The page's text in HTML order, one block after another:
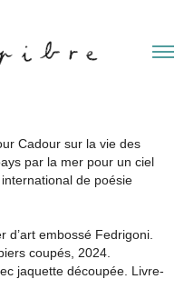
Cadour sur la vie des
par la mer pour un ciel
de poésie
d’art embossé Fedrigoni.
coupés, 2024.
jaquette découpée. Livre-